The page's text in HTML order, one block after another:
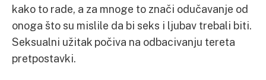
kako to rade, a za mnoge to znači odučavanje od
onoga što su mislile da bi seks i ljubav trebali biti.
Seksualni užitak počiva na odbacivanju tereta
pretpostavki.